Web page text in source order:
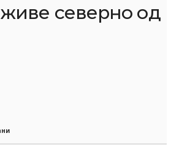
живе северно од